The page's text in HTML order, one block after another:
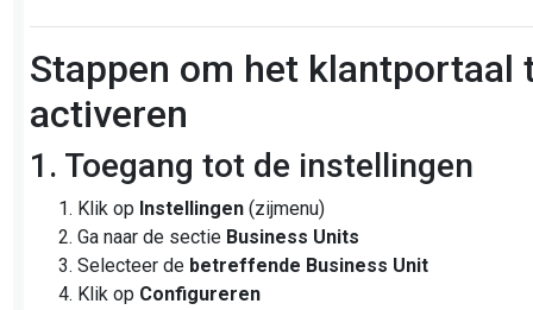
Stappen om het klantportaal
activeren
1. Toegang tot de instellingen
Klik op Instellingen (zijmenu)
Ga naar de sectie Business Units
Selecteer de betreffende Business Unit
Klik op Configureren